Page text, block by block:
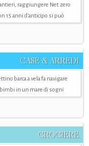
raggiungere Net zero
15 anni d'anticipo si può
CASE & ARREDI
barca a vela fa navigare
in un mare di sogni
CROCIERE